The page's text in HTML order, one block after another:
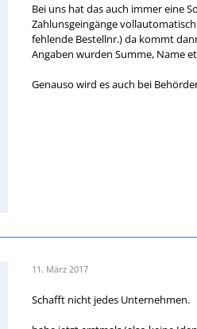
Bei uns hat das auch immer eine
Zahlunsgeingänge
fehlende Bestellnr.) da kommt
Angaben wurden Summe, Name
Genauso wird es auch bei
11. März 2017
Schafft nicht jedes Unternehmen.